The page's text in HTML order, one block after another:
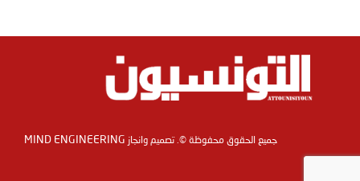
جميع الحقوق محفوظة ©. تصميم وانجاز MIND ENGINEERING